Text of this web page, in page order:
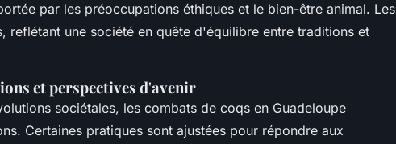
par les préoccupations éthiques et le bien-être animal. Les
reflétant une société en quête d'équilibre entre traditions et
et perspectives d'avenir
sociétales, les combats de coqs en Guadeloupe
Certaines pratiques sont ajustées pour répondre aux